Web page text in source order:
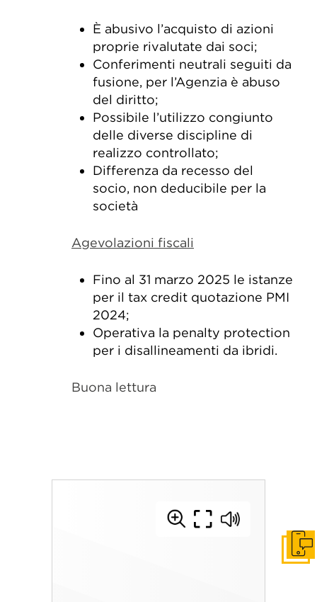
È abusivo l’acquisto di azioni
proprie rivalutate dai soci;
Conferimenti neutrali seguiti da
fusione, per l’Agenzia è abuso
del diritto;
Possibile l’utilizzo congiunto
delle diverse discipline di
realizzo controllato;
Differenza da recesso del
socio, non deducibile per la
società
Agevolazioni fiscali
Fino al 31 marzo 2025 le istanze
per il tax credit quotazione PMI
2024;
Operativa la penalty protection
per i disallineamenti da ibridi.
Buona lettura
Get